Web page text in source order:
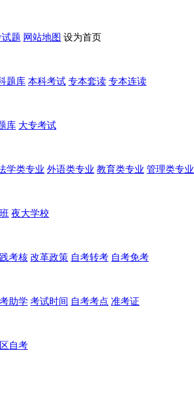
试题 网站地图 设为首页
题库 本科考试 专本套读 专本连读
库 大专考试
学类专业 外语类专业 教育类专业 管理类专业
夜大学校
考核 改革政策 自考转考 自考免考
助学 考试时间 自考考点 准考证
自考